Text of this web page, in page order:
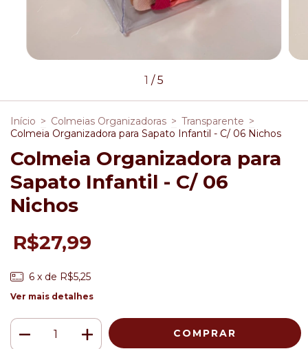
1 /5
Início > Colmeias Organizadoras > Transparente >
Colmeia Organizadora para Sapato Infantil - C/ 06 Nichos
Colmeia Organizadora para
Sapato Infantil - C/ 06
Nichos
R$27,99
6 x de R$5,25
Ver mais detalhes